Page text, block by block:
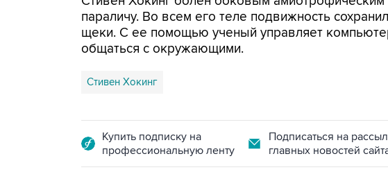
параличу. Во всем его теле подвижность
щеки. С ее помощью ученый управляет
общаться с окружающими.
Стивен Хокинг
Купить подписку на
профессиональную ленту
Подписаться на
главных новостей